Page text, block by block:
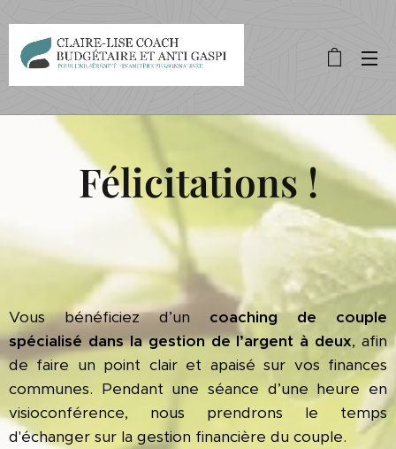
Félicitations !
Vous bénéficiez d’un coaching de couple
spécialisé dans la gestion de l’argent à deux, afin
de faire un point clair et apaisé sur vos finances
communes. Pendant une séance d’une heure en
visioconférence, nous prendrons le temps
d'échanger sur la gestion financière du couple.